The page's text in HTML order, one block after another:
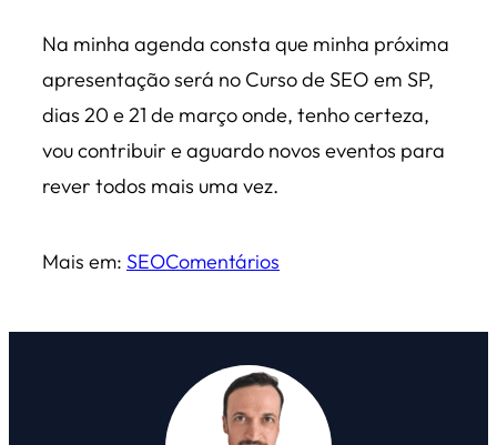
Na minha agenda consta que minha próxima
apresentação será no Curso de SEO em SP,
dias 20 e 21 de março onde, tenho certeza,
vou contribuir e aguardo novos eventos para
rever todos mais uma vez.
Mais em: SEOComentários